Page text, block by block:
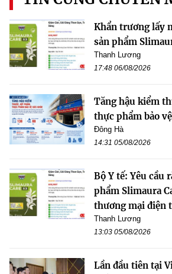
Khẩn trương lấy
sản phẩm
Thanh Lương
17:48 06/08/2026
Tăng hậu kiểm
thực phẩm bảo
Đông Hà
14:31 05/08/2026
Bộ Y tế: Yêu cầu
phẩm Slimaura
thương mại điện
Thanh Lương
13:03 05/08/2026
Lần đầu tiên tại